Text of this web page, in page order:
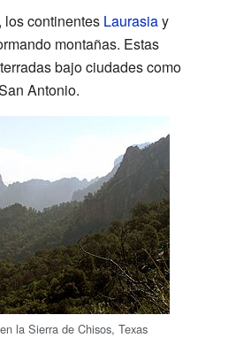
los continentes Laurasiay
montañas. Estas
bajo ciudades como
Antonio.
la Sierra de Chisos, Texas